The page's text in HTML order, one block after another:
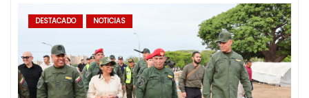
DESTACADO NOTICIAS